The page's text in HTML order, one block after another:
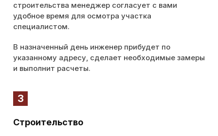
строительства менеджер согласует с вами
удобное время для осмотра участка
специалистом.
В назначенный день инженер прибудет по
указанному адресу, сделает необходимые замеры
и выполнит расчеты.
3
Строительство